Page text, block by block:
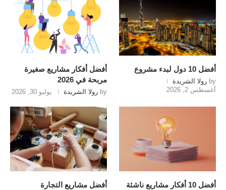
أفضل 10 دول لبدء مشروع
by رولا الشريدة
أغسطس 2, 2026
أفضل أفكار مشاريع صغيرة
مربحة في 2026
by رولا الشريدة يوليو 30, 2026
أفضل 10 أفكار مشاريع ناشئة
أفضل مشاريع التجارة